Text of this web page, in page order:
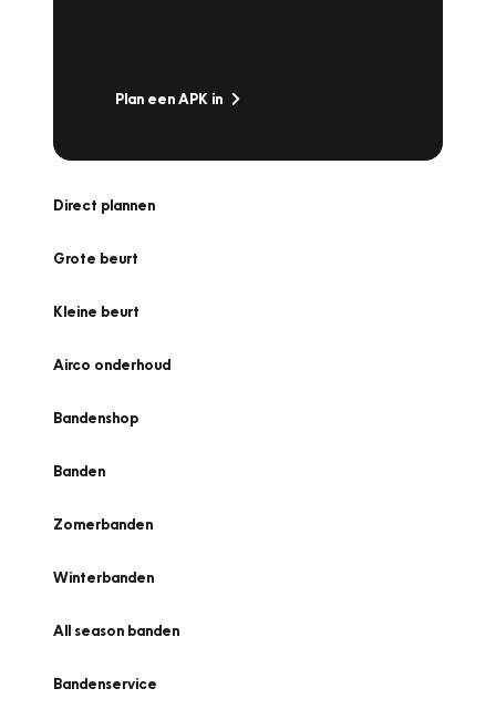
Plan een APK in
Direct plannen
Grote beurt
Kleine beurt
Airco onderhoud
Bandenshop
Banden
Zomerbanden
Winterbanden
All season banden
Bandenservice